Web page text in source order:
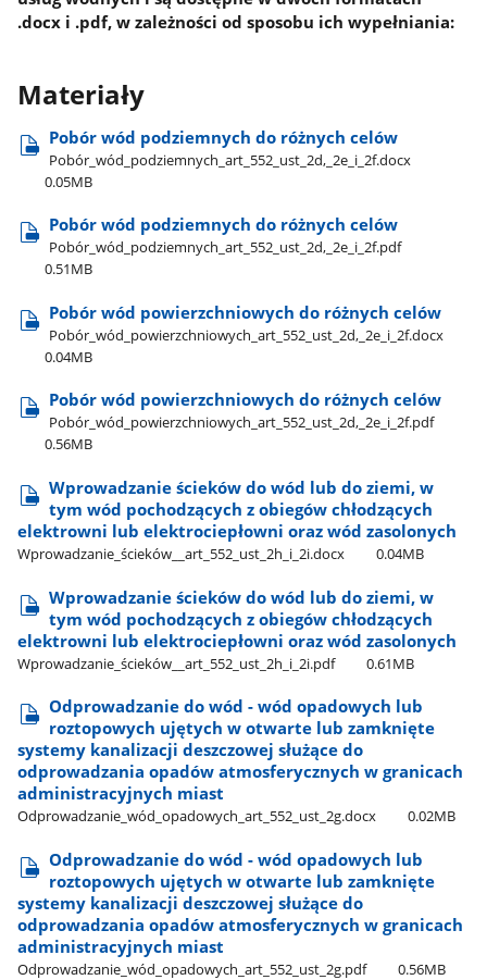
.docx i .pdf, w zależności od sposobu ich wypełniania:
Materiały
Pobór wód podziemnych do różnych celów
Pobór​_wód​_podziemnych​_art​_552​_ust​_2d,​_2e​_i​_2f.docx
0.05MB
Pobór wód podziemnych do różnych celów
Pobór​_wód​_podziemnych​_art​_552​_ust​_2d,​_2e​_i​_2f.pdf
0.51MB
Pobór wód powierzchniowych do różnych celów
Pobór​_wód​_powierzchniowych​_art​_552​_ust​_2d,​_2e​_i​_2f.docx
0.04MB
Pobór wód powierzchniowych do różnych celów
Pobór​_wód​_powierzchniowych​_art​_552​_ust​_2d,​_2e​_i​_2f.pdf
0.56MB
Wprowadzanie ścieków do wód lub do ziemi, w
tym wód pochodzących z obiegów chłodzących
elektrowni lub elektrociepłowni oraz wód zasolonych
Wprowadzanie​_ścieków​_​_art​_552​_ust​_2h​_i​_2i.docx 0.04MB
Wprowadzanie ścieków do wód lub do ziemi, w
tym wód pochodzących z obiegów chłodzących
elektrowni lub elektrociepłowni oraz wód zasolonych
Wprowadzanie​_ścieków​_​_art​_552​_ust​_2h​_i​_2i.pdf 0.61MB
Odprowadzanie do wód - wód opadowych lub
roztopowych ujętych w otwarte lub zamknięte
systemy kanalizacji deszczowej służące do
odprowadzania opadów atmosferycznych w granicach
administracyjnych miast
Odprowadzanie​_wód​_opadowych​_art​_552​_ust​_2g.docx 0.02MB
Odprowadzanie do wód - wód opadowych lub
roztopowych ujętych w otwarte lub zamknięte
systemy kanalizacji deszczowej służące do
odprowadzania opadów atmosferycznych w granicach
administracyjnych miast
Odprowadzanie​_wód​_opadowych​_art​_552​_ust​_2g.pdf 0.56MB